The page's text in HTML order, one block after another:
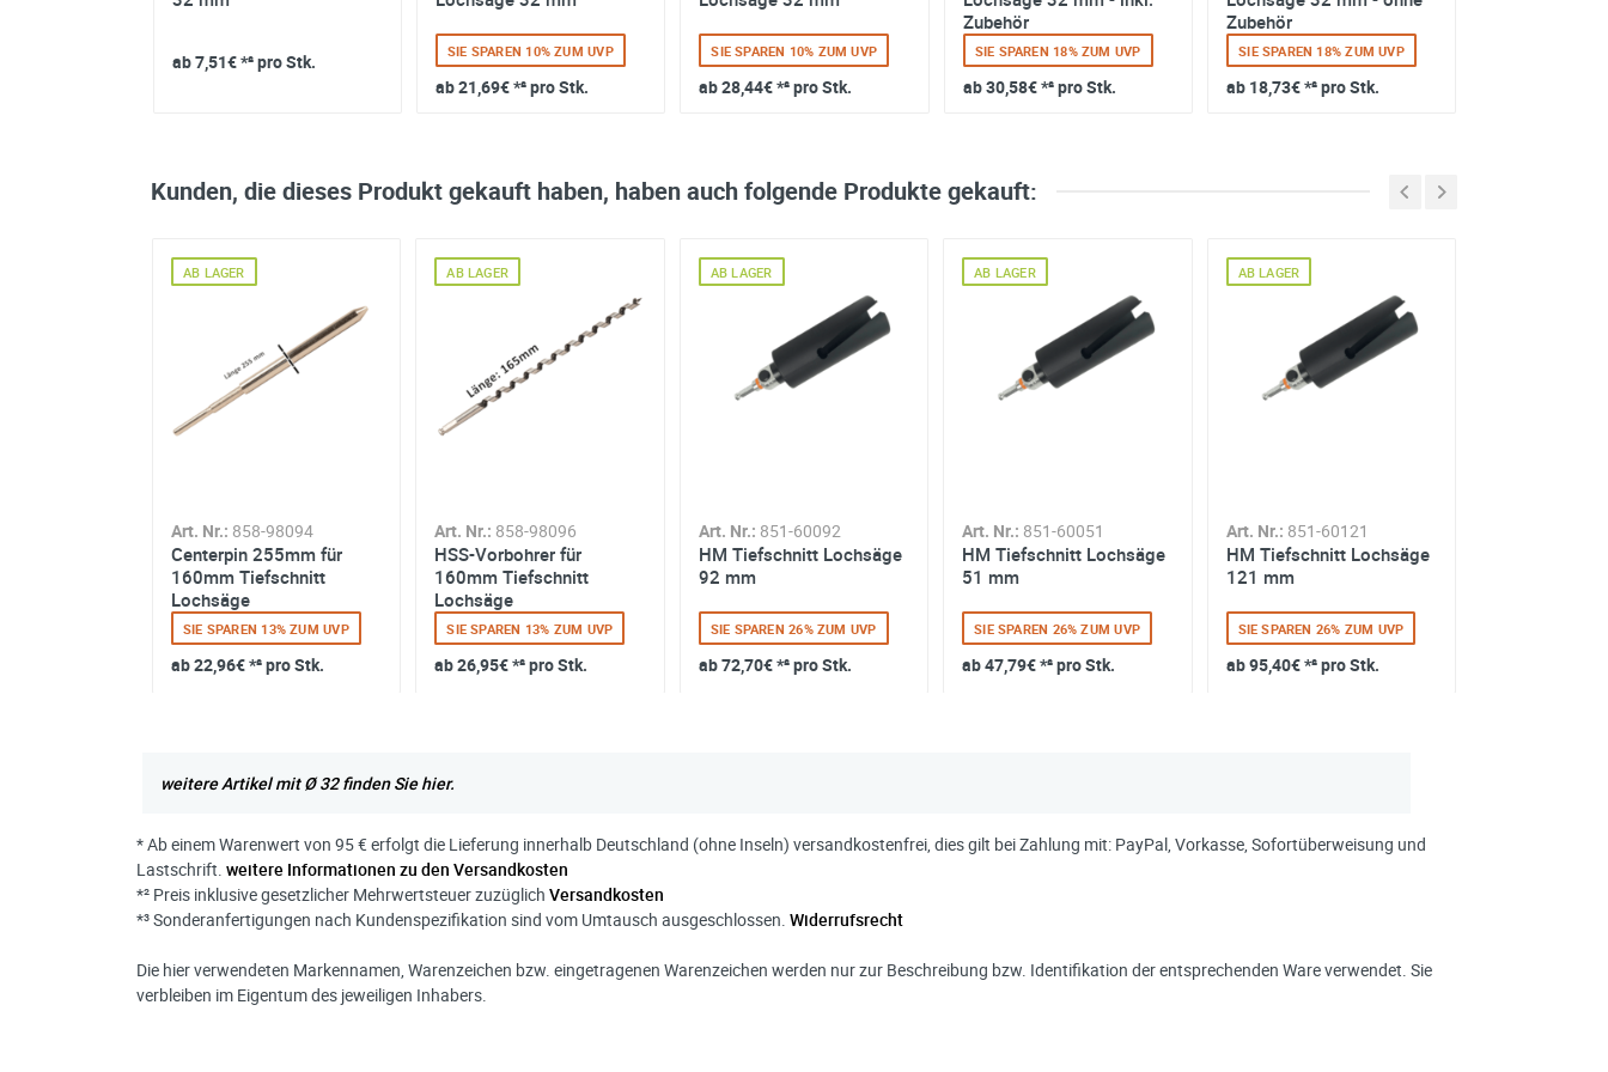
ab7,51€*² pro Stk. SIE SPAREN 10% ZUM UVP
ab21,69€*² pro Stk.
SIE SPAREN 10% ZUM UVP
ab28,44€*² pro Stk.
Zubehör
SIE SPAREN 18% ZUM UVP
ab30,58€*² pro Stk.
Zubehör
SIE SPAREN 18% ZUM UVP
ab 18,73€*² pro Stk.
Kunden, die dieses Produkt gekauft haben, haben auch folgende Produkte gekauft:
Art. Nr.: 858-98094
Centerpin 255mm für
160mm Tiefschnitt
Lochsäge
AB LAGER
SIE SPAREN 13% ZUM UVP
ab22,96€*² pro Stk.
Art. Nr.: 858-98096
HSS-Vorbohrer für
160mm Tiefschnitt
Lochsäge
AB LAGER
SIE SPAREN 13% ZUM UVP
ab26,95€*² pro Stk.
Art. Nr.: 851-60092
HM Tiefschnitt Lochsäge
92 mm
AB LAGER
SIE SPAREN 26% ZUM UVP
ab72,70€*² pro Stk.
Art. Nr.: 851-60051
HM Tiefschnitt Lochsäge
51 mm
AB LAGER
SIE SPAREN 26% ZUM UVP
ab47,79€*² pro Stk.
Art. Nr.: 851-60121
HM Tiefschnitt Lochsäge
121 mm
AB LAGER
SIE SPAREN 26% ZUM UVP
ab95,40€*² pro Stk.
weitere Artikel mit Ø 32 finden Sie hier.
* Ab einem Warenwert von 95 € erfolgt die Lieferung innerhalb Deutschland (ohne Inseln) versandkostenfrei, dies gilt bei Zahlung mit: PayPal, Vorkasse, Sofortüberweisung und
Lastschrift. weitere Informationen zu den Versandkosten
*² Preis inklusive gesetzlicher Mehrwertsteuer zuzüglich Versandkosten
*³ Sonderanfertigungen nach Kundenspezifikation sind vom Umtausch ausgeschlossen. Widerrufsrecht
Die hier verwendeten Markennamen, Warenzeichen bzw. eingetragenen Warenzeichen werden nur zur Beschreibung bzw. Identifikation der entsprechenden Ware verwendet. Sie
verbleiben im Eigentum des jeweiligen Inhabers.